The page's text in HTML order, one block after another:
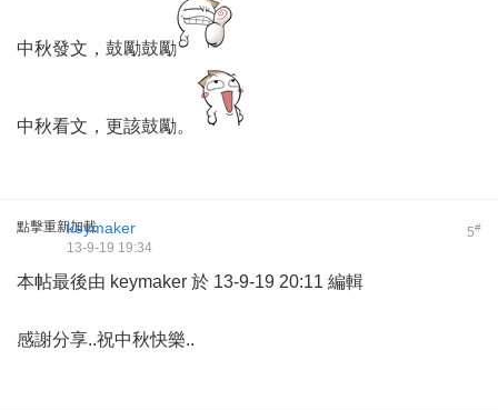
中秋發文，鼓勵鼓勵
中秋看文，更該鼓勵。
點擊重新加載 5#
keymaker
13-9-19 19:34
本帖最後由 keymaker 於 13-9-19 20:11 編輯
感謝分享..祝中秋快樂..